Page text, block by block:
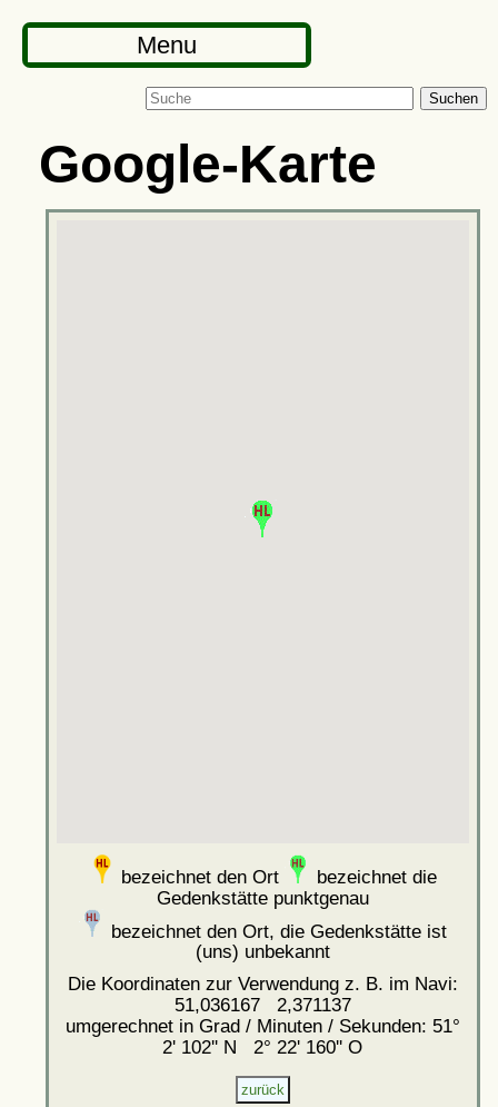
Menu
Suchen
Google-Karte
bezeichnet den Ort
bezeichnet die
Gedenkstätte punktgenau
bezeichnet den Ort, die Gedenkstätte ist
(uns) unbekannt
Die Koordinaten zur Verwendung z. B. im Navi:
51,036167 2,371137
umgerechnet in Grad / Minuten / Sekunden: 51°
2' 102'' N 2° 22' 160'' O